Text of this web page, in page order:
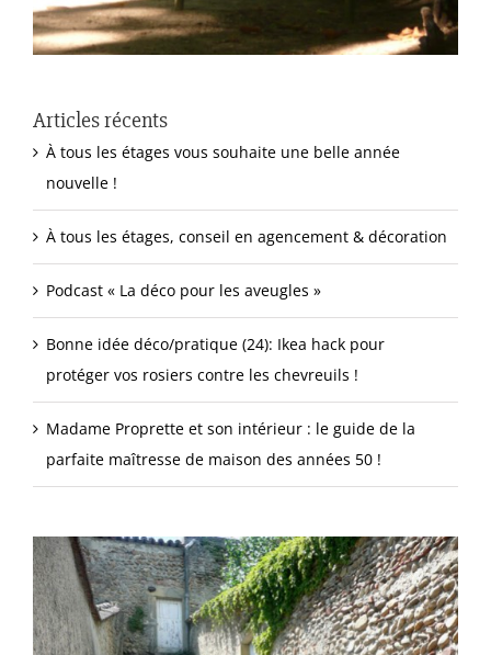
Articles récents
À tous les étages vous souhaite une belle année
nouvelle !
À tous les étages, conseil en agencement & décoration
Podcast « La déco pour les aveugles »
Bonne idée déco/pratique (24): Ikea hack pour
protéger vos rosiers contre les chevreuils !
Madame Proprette et son intérieur : le guide de la
parfaite maîtresse de maison des années 50 !